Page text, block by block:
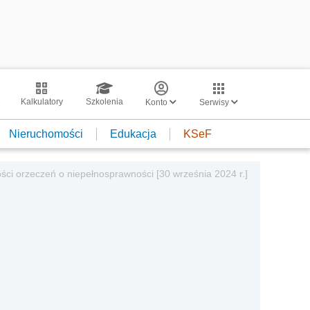
Kalkulatory Szkolenia Konto Serwisy
Nieruchomości Edukacja KSeF
orzeczeń o niepełnosprawności [30 września 2024 r.]